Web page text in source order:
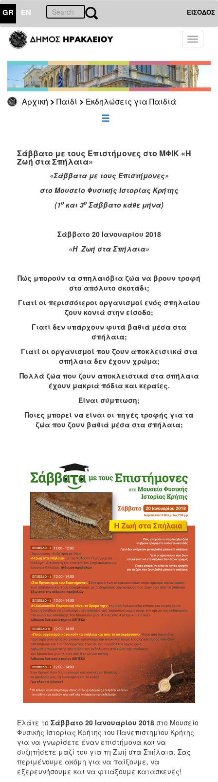
GR EN ΕΙΣΟΔΟΣ
Toggle
Αρχική Παιδί Εκδηλώσεις για Παιδιά
ΠΑΙΔΙ
για
Παιδιά
ΕΠΙΣΚΕΠΤΗΣ
Σάββατο με τους Επιστήμονες στο ΜΦΙΚ «Η
Ζωή στα Σπήλαια»
«Σάββατα με τους Επιστήμονες»
στο Μουσείο Φυσικής Ιστορίας Κρήτης
(1οκαι 3οΣάββατο κάθε μήνα)
Σάββατο 20 Ιανουαρίου 2018
«Η Ζωή στα Σπήλαια»
Πώς μπορούν τα σπηλαιόβια ζώα να βρουν τροφή
στο απόλυτο σκοτάδι;
Γιατί οι περισσότεροι οργανισμοί ενός σπηλαίου
ζουν κοντά στην είσοδο;
Γιατί δεν υπάρχουν φυτά βαθιά μέσα στα
σπήλαια;
Γιατί οι οργανισμοί που ζουν αποκλειστικά στα
σπήλαια δεν έχουν χρώμα;
Πολλά ζώα που ζουν αποκλειστικά στα σπήλαια
έχουν μακριά πόδια και κεραίες.
Είναι σύμπτωση;
Ποιες μπορεί να είναι οι πηγές τροφής για τα
ζώα που ζουν βαθιά μέσα στα σπήλαια;
Ελάτε το Σάββατο 20 Ιανουαρίου 2018 στο Μουσείο
Φυσικής Ιστορίας Κρήτης του Πανεπιστημίου Κρήτης
για να γνωρίσετε έναν επιστήμονα και να
συζητήσετε μαζί του για τη Ζωή στα Σπήλαια. Σας
περιμένουμε ακόμη για να παίξουμε, να
εξερευνήσουμε και να φτιάξουμε κατασκευές!